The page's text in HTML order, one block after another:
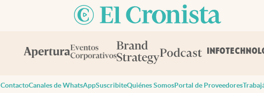
ContactoCanales de WhatsAppSuscribiteQuiénes SomosPortal de Proveedores